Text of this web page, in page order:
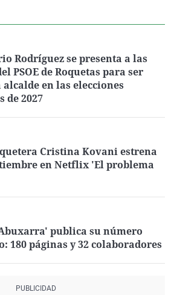
Rodríguez se presenta a las
PSOE de Roquetas para ser
en las elecciones
de 2027
Cristina Kovani estrena
en Netflix 'El problema
publica su número
180 páginas y 32 colaboradores